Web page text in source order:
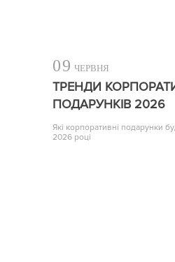
09 ЧЕРВНЯ
ТРЕНДИ
ПОДАРУНКІВ 2026
Які корпоративні подарунки
2026 році